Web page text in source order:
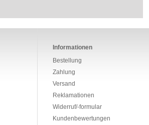
Informationen
Bestellung
Zahlung
Versand
Reklamationen
Widerruf/-formular
Kundenbewertungen